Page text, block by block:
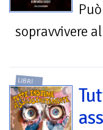
sopravvivere
LIBRI